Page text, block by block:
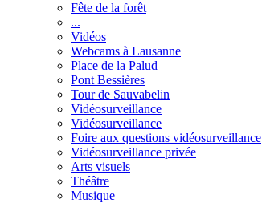
Fête de la forêt
...
Vidéos
Webcams à Lausanne
Place de la Palud
Pont Bessières
Tour de Sauvabelin
Vidéosurveillance
Vidéosurveillance
Foire aux questions vidéosurveillance
Vidéosurveillance privée
Arts visuels
Théâtre
Musique